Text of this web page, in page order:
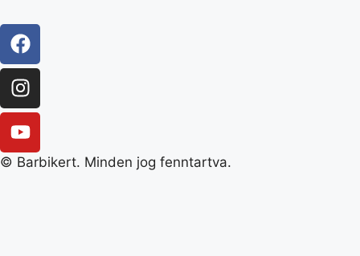
© Barbikert. Minden jog fenntartva.